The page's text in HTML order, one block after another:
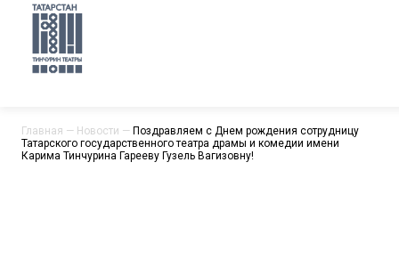
Главная — Новости — Поздравляем с Днем рождения сотрудницу
Татарского государственного театра драмы и комедии имени
Карима Тинчурина Гарееву Гузель Вагизовну!